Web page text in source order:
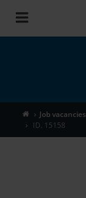
Toggle
Job vacancies
ID. 15158